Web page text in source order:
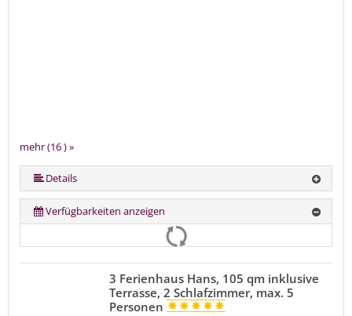
mehr (16 ) »
mehr (16 ) »
mehr (16 ) »
mehr (16 ) »
mehr (16 ) »
mehr (16 ) »
mehr (16 ) »
mehr (16 ) »
mehr (16 ) »
mehr (16 ) »
mehr (16 ) »
mehr (16 ) »
mehr (16 ) »
Details
Verfügbarkeiten anzeigen
3 Ferienhaus Hans, 105 qm inklusive
Terrasse, 2 Schlafzimmer, max. 5
Personen